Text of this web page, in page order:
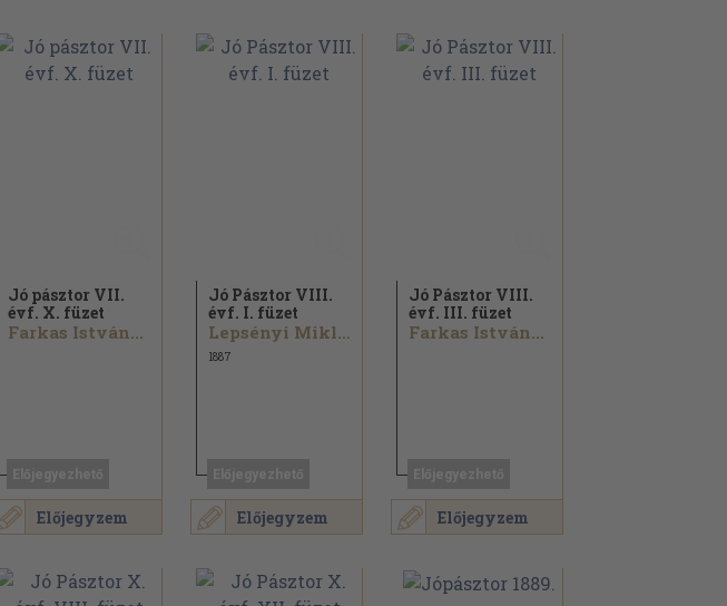
Előjegyzem
Jó pásztor VII.
évf. X. füzet
Farkas István...
Előjegyzem
Jó Pásztor VIII.
évf. I. füzet
Lepsényi Miklós...
1887
Előjegyzem
Jó Pásztor VIII.
évf. III. füzet
Farkas István...